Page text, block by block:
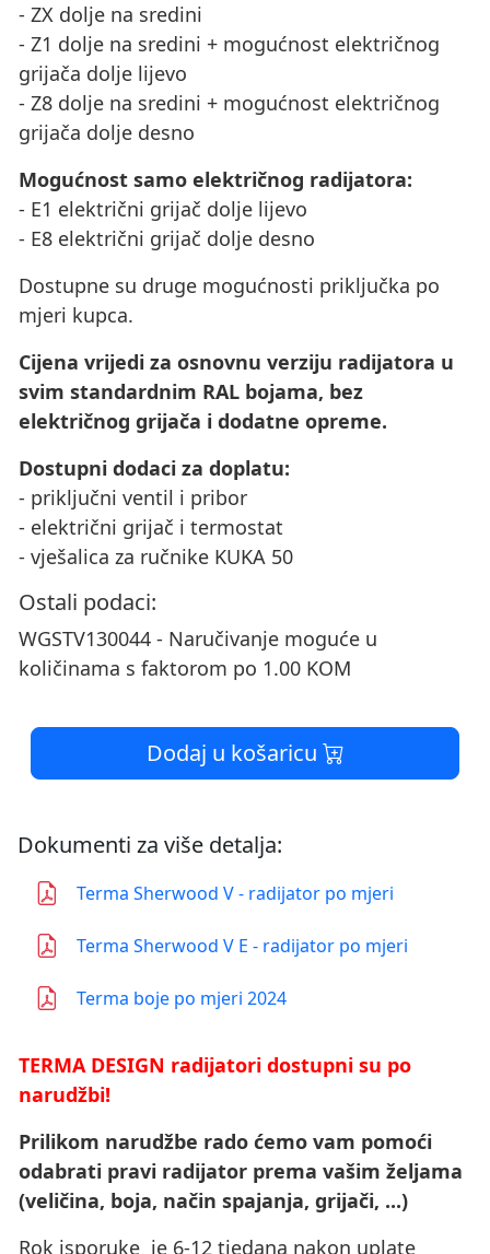
- ZX dolje na sredini
- Z1 dolje na sredini + mogućnost električnog
grijača dolje lijevo
- Z8 dolje na sredini + mogućnost električnog
grijača dolje desno
Mogućnost samo električnog radijatora:
- E1 električni grijač dolje lijevo
- E8 električni grijač dolje desno
Dostupne su druge mogućnosti priključka po
mjeri kupca.
Cijena vrijedi za osnovnu verziju radijatora u
svim standardnim RAL bojama, bez
električnog grijača i dodatne opreme.
Dostupni dodaci za doplatu:
- priključni ventil i pribor
- električni grijač i termostat
- vješalica za ručnike KUKA 50
Ostali podaci:
WGSTV130044 - Naručivanje moguće u
količinama s faktorom po 1.00 KOM
Dodaj u košaricu
Dokumenti za više detalja:
Terma Sherwood V - radijator po mjeri
Terma Sherwood V E - radijator po mjeri
Terma boje po mjeri 2024
TERMA DESIGN radijatori dostupni su po
narudžbi!
Prilikom narudžbe rado ćemo vam pomoći
odabrati pravi radijator prema vašim željama
(veličina, boja, način spajanja, grijači, ...)
Rok isporuke je 6-12 tjedana nakon uplate